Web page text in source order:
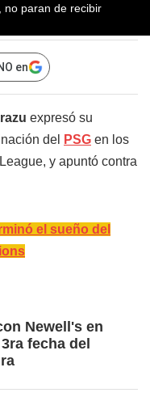
no paran de recibir
en
expresó su
del
PSG en los
League, y apuntó contra
el sueño del
Newell's en
fecha del